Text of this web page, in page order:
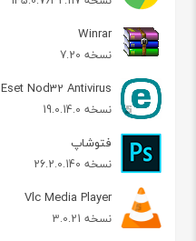
Winrar
نسخه 7.20
Eset Nod32 Antivirus
نسخه 19.0.14.0
فتوشاپ
نسخه 26.2.0.140
Vlc Media Player
نسخه 3.0.21